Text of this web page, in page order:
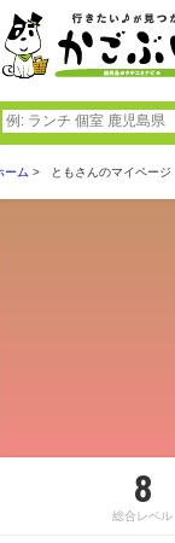
ーム ともさんのマイページ
8
総合レベル